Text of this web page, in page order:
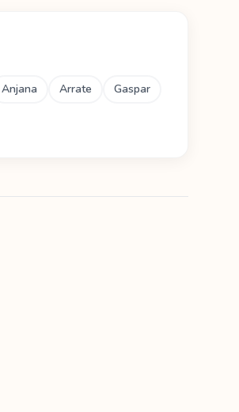
Anjana Arrate
Gaspar